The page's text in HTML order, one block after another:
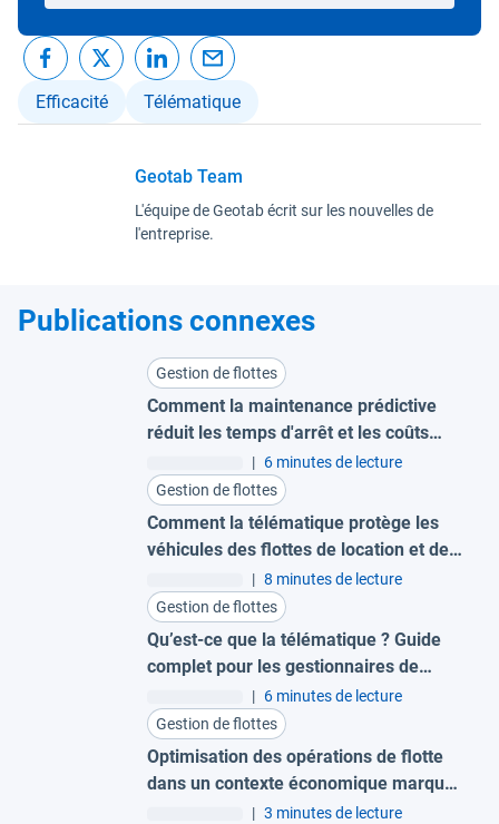
Efficacité Télématique
Geotab Team
L'équipe de Geotab écrit sur les nouvelles de
l'entreprise.
Publications connexes
Gestion de flottes
Comment la maintenance prédictive
réduit les temps d'arrêt et les coûts
pour les grandes flottes
| 6 minutes de lecture
Gestion de flottes
Comment la télématique protège les
véhicules des flottes de location et de
| 8 minutes de lecture
Gestion de flottes
Qu’est-ce que la télématique ? Guide
complet pour les gestionnaires de
| 6 minutes de lecture
Gestion de flottes
Optimisation des opérations de flotte
dans un contexte économique marqué
par des coûts élevés
| 3 minutes de lecture